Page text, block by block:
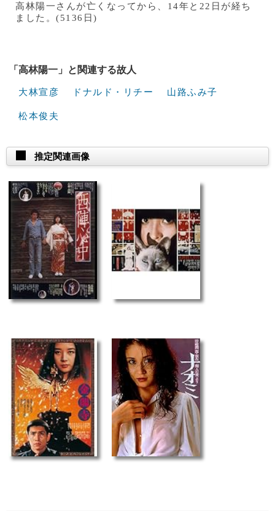
高林陽一さんが亡くなってから、14年と22日が経ち
ました。(5136日)
「高林陽一」と関連する故人
大林宣彦 ドナルド・リチー 山路ふみ子
松本俊夫
推定関連画像